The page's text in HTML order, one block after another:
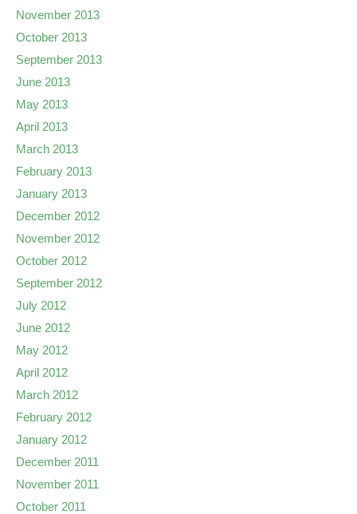
November 2013
October 2013
September 2013
June 2013
May 2013
April 2013
March 2013
February 2013
January 2013
December 2012
November 2012
October 2012
September 2012
July 2012
June 2012
May 2012
April 2012
March 2012
February 2012
January 2012
December 2011
November 2011
October 2011